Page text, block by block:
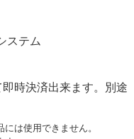
ステム
時決済出来ます。別途
は使用できません。